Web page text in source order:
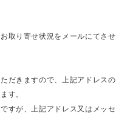
取り寄せ状況をメールにてさせ
だきますので、上記アドレスの
す。
すが、上記アドレス又はメッセ